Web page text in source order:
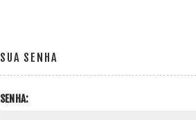
SUA SENHA
SENHA: